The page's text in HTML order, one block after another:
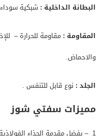
البطانة الداخلية : شبكية
المقاومة : مقاومة للحرارة –
والاحماض.
الجلد : نوع قابل للتنفس .
مميزات سفتي شوز
1 – بفضل مقدمة الحذاء